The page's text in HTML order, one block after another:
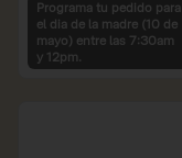
Programa tu pedido para
el dia de la madre (10 de
mayo) entre las 7:30am
y 12pm.